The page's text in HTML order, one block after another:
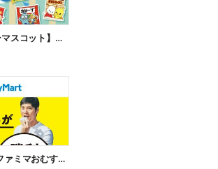
【サンリオ×メーカーマスコット】オリジナルグッズ貰える!
【おトク】大谷選手ファミマおむすび割